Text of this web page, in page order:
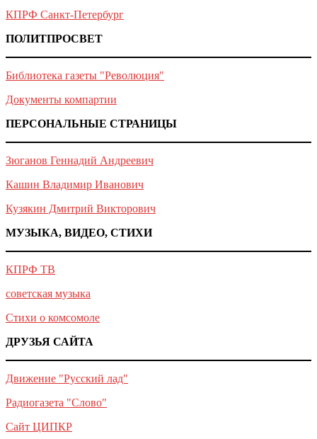
КПРФ Санкт-Петербург
ПОЛИТПРОСВЕТ
Библиотека газеты "Революция"
Документы компартии
ПЕРСОНАЛЬНЫЕ СТРАНИЦЫ
Зюганов Геннадий Андреевич
Кашин Владимир Иванович
Кузякин Дмитрий Викторович
МУЗЫКА, ВИДЕО, СТИХИ
КПРФ ТВ
советская музыка
Стихи о комсомоле
ДРУЗЬЯ САЙТА
Движение "Русский лад"
Радиогазета "Слово"
Сайт ЦИПКР